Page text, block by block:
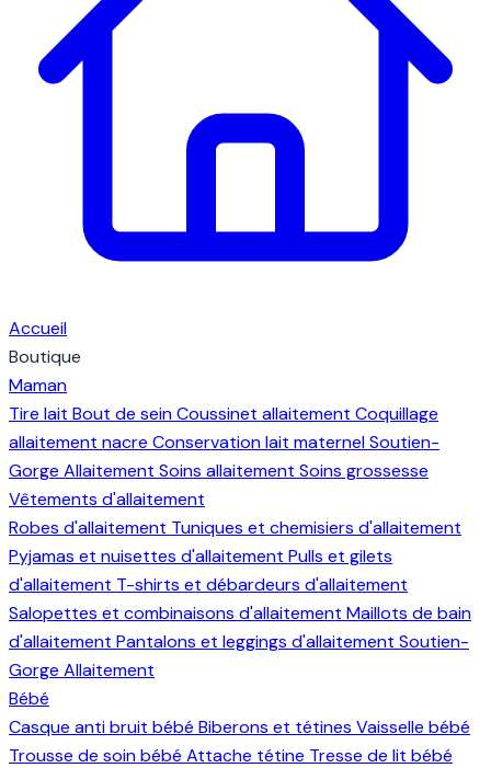
Accueil
Boutique
Maman
Tire lait Bout de seinCoussinet allaitement Coquillage
allaitement nacre Conservation lait maternelSoutien-
Gorge Allaitement Soins allaitement Soins grossesse
Vêtements d'allaitement
Robes d'allaitement Tuniques et chemisiers d'allaitement
Pyjamas et nuisettes d'allaitement Pulls et gilets
d'allaitement T-shirts et débardeurs d'allaitement
Salopettes et combinaisons d'allaitement Maillots de bain
d'allaitement Pantalons et leggings d'allaitement Soutien-
Gorge Allaitement
Bébé
Casque anti bruit bébé Biberons et tétines Vaisselle bébé
Trousse de soin bébé Attache tétine Tresse de lit bébé